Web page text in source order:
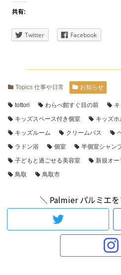
共有:
Twitter Facebook
Topics 仕事や日常 お知らせ
tottori わらべ館すぐ目の前
キッズスペース付き個室
キッズ
キッズルーム
クリームバス
ラドン浴
個室 半個室シャン
子どもと過ごせる美容室
新規オー
鳥取
鳥取市
＼ Palmier パルミエ